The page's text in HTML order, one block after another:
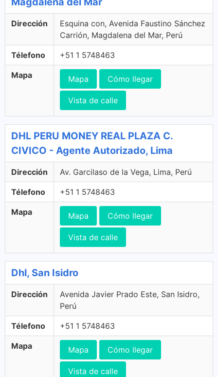
Dirección
Esquina con, Avenida Faustino Sánchez
Carrión, Magdalena del Mar, Perú
Télefono +51 1 5748463
Mapa Mapa Cómo llegar
Vista de calle
DHL PERU MONEY REAL PLAZA C.
CIVICO - Agente Autorizado, Lima
Dirección Av. Garcilaso de la Vega, Lima, Perú
Télefono +51 1 5748463
Mapa Mapa Cómo llegar
Vista de calle
Dhl, San Isidro
Dirección
Avenida Javier Prado Este, San Isidro,
Perú
Télefono +51 1 5748463
Mapa Mapa Cómo llegar
Vista de calle